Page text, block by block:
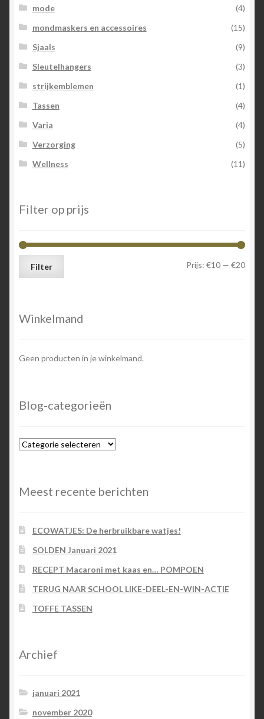
mode
(4)
mondmaskers en accessoires
(15)
Sjaals
(9)
Sleutelhangers
(3)
strijkemblemen
(1)
Tassen
(4)
Varia
(4)
Verzorging
(5)
Wellness
(11)
Filter op prijs
Min.
Max.
Filter Prijs: €10 — €20
Winkelmand
Geen producten in je winkelmand.
Blog-categorieën
Blog-
Meest recente berichten
ECOWATJES: De herbruikbare watjes!
SOLDEN Januari 2021
RECEPT Macaroni met kaas en… POMPOEN
TERUG NAAR SCHOOL LIKE-DEEL-EN-WIN-ACTIE
TOFFE TASSEN
Archief
januari 2021
november 2020